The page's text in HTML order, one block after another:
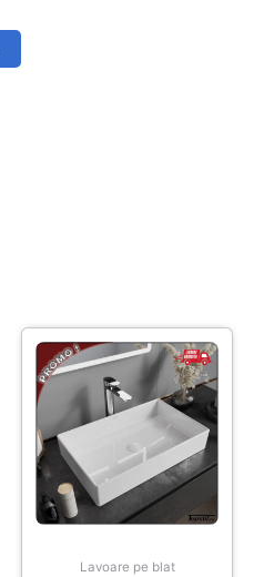
Lavoare pe blat